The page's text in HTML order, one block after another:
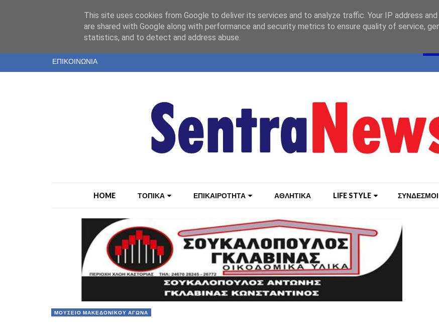
ΤΑΥΤΟΤΗΤΑ
ΕΝΤΥΠΗ ΕΚΔΟΣΗ
ΕΠΙΚΟΙΝΩΝΙΑ
HOME ΤΟΠΙΚΑ ΕΠΙΚΑΙΡΟΤΗΤΑ ΑΘΛΗΤΙΚΑ LIFE STYLE ΣΥΝΔΕΣΜΟΙ
ΜΟΥΣΕΙΟ ΜΑΚΕΔΟΝΙΚΟΥ ΑΓΩΝΑ
This site uses cookies from Google to deliver its services and to analyze traffic. Your IP address
are shared with Google along with performance and security metrics to ensure quality of service,
statistics, and to detect and address abuse.